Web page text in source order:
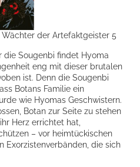
der Artefaktgeister 5
die Sougenbi findet Hyoma
eng mit dieser brutalen
ist. Denn die Sougenbi
Botans Familie ein
wie Hyomas Geschwistern.
Botan zur Seite zu stehen
Herz errichtet hat,
– vor heimtückischen
Exorzistenverbänden, die sich